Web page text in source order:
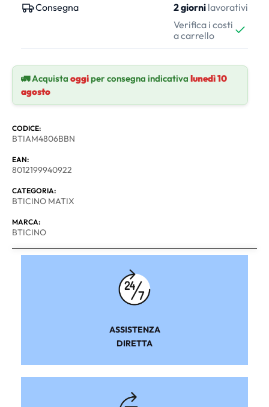
Consegna 2 giorni lavorativi
Verifica i costi
a carrello
🚛 Acquista oggiper consegna indicativa lunedì 10
agosto
CODICE:
BTIAM4806BBN
EAN:
8012199940922
CATEGORIA:
BTICINO MATIX
MARCA:
BTICINO
ASSISTENZA
DIRETTA